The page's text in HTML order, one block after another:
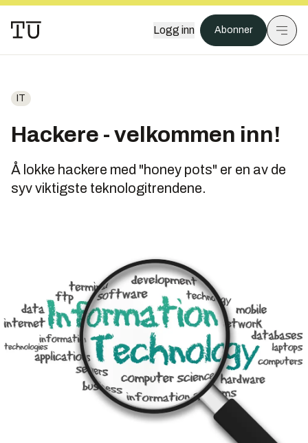
Logg inn Abonner
IT
Hackere - velkommen inn!
Å lokke hackere med "honey pots" er en av de
syv viktigste teknologitrendene.